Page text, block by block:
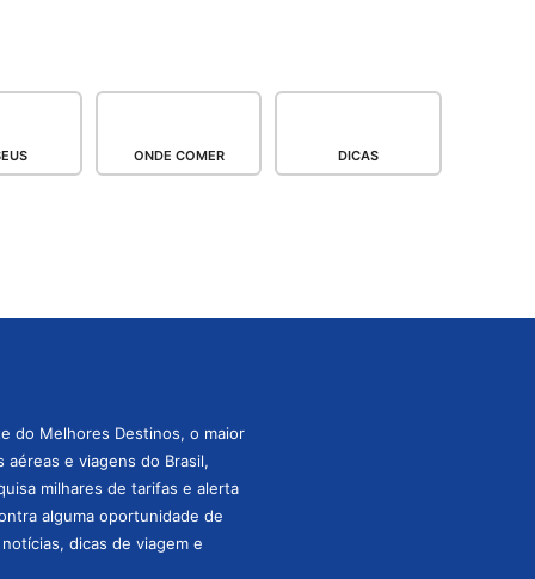
ONDE COMER DICAS
do Melhores Destinos, o maior
e viagens do Brasil,
milhares de tarifas e alerta
alguma oportunidade de
dicas de viagem e